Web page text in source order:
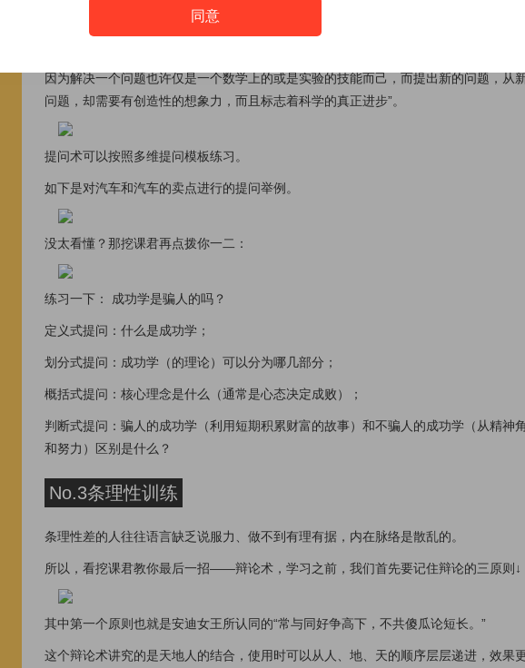
提高灵活性的秘籍是训练自己的提问术。爱因斯坦说过：“提出一个问题往往比解决一
因为解决一个问题也许仅是一个数学上的或是实验的技能而己，而提出新的问题，从
问题，却需要有创造性的想象力，而且标志着科学的真正进步”。
提问术可以按照多维提问模板练习。
如下是对汽车和汽车的卖点进行的提问举例。
没太看懂？那挖课君再点拨你一二：
练习一下： 成功学是骗人的吗？
定义式提问：什么是成功学；
划分式提问：成功学（的理论）可以分为哪几部分；
概括式提问：核心理念是什么（通常是心态决定成败）；
判断式提问：骗人的成功学（利用短期积累财富的故事）和不骗人的成功学（从精神
和努力）区别是什么？
No.3条理性训练
条理性差的人往往语言缺乏说服力、做不到有理有据，内在脉络是散乱的。
所以，看挖课君教你最后一招——辩论术，学习之前，我们首先要记住辩论的三原则↓
其中第一个原则也就是安迪女王所认同的“常与同好争高下，不共傻瓜论短长。”
这个辩论术讲究的是天地人的结合，使用时可以从人、地、天的顺序层层递进，效果更
同意